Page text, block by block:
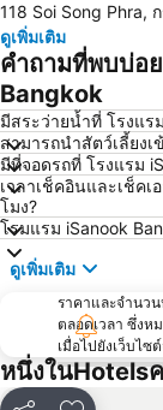
ล่องเรือแม่น้ำเจ้าพระ
สยามสแควร์
วัดอรุณ
สถานีรถไฟหัวลำโพง
บีทีเอส หมอชิต
บีทีเอส พญาไท
พระราชวังสวนดุสิต
Lumphini-Park
บีทีเอส อ่อนนุช
บีทีเอส เพลินจิต
สนามหลวง
118 Soi Song Phra,
ดูเพิ่มเติม
คำถามที่พบบ่อ
Bangkok
มีสระว่ายน้ำที่ โรงแร
สามารถนำสัตว์เลี้ยง
มีที่จอดรถที่ โรงแรม
เวลาเช็คอินและเช็คเ
โมง?
โรมแรม iSanook
ดูเพิ่มเติม
ราคาและจำนวน
ตลอดเวลา ซึ่งห
เมื่อไปยังเว็บไซ
หนึ่งในHotels